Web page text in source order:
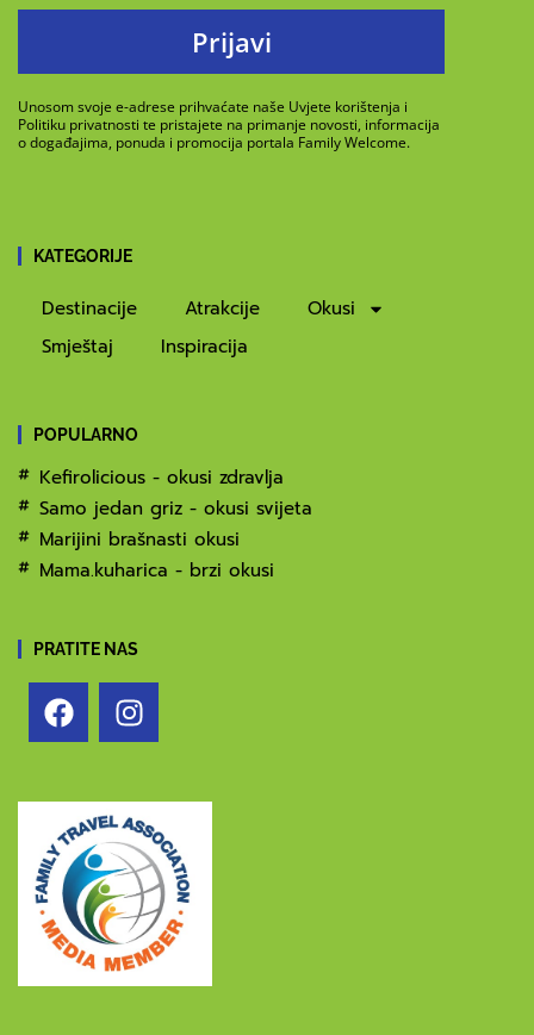
Prijavi
Unosom svoje e-adrese prihvaćate naše Uvjete korištenja i
Politiku privatnosti te pristajete na primanje novosti, informacija
o događajima, ponuda i promocija portala Family Welcome.
KATEGORIJE
Destinacije Atrakcije
Okusi
Smještaj
Inspiracija
POPULARNO
Kefirolicious - okusi zdravlja
Samo jedan griz - okusi svijeta
Marijini brašnasti okusi
Mama.kuharica - brzi okusi
PRATITE NAS